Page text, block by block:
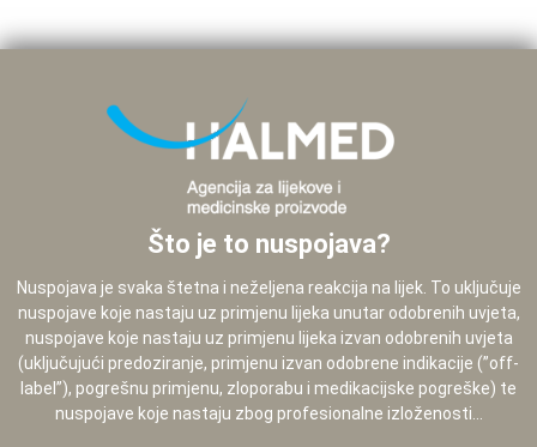
Što je to nuspojava?
Nuspojava je svaka štetna i neželjena reakcija na lijek. To uključuje
nuspojave koje nastaju uz primjenu lijeka unutar odobrenih uvjeta,
nuspojave koje nastaju uz primjenu lijeka izvan odobrenih uvjeta
(uključujući predoziranje, primjenu izvan odobrene indikacije (”off-
label”), pogrešnu primjenu, zloporabu i medikacijske pogreške) te
nuspojave koje nastaju zbog profesionalne izloženosti...